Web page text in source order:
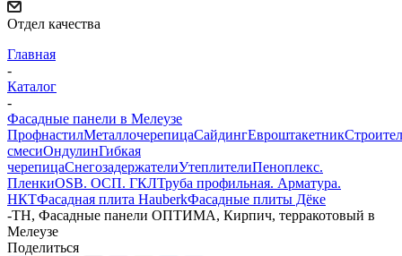
Отдел качества
Главная
-
Каталог
-
Фасадные панели в Мелеузе
ПрофнастилМеталлочерепицаСайдингЕвроштакетник
смесиОндулинГибкая
черепицаСнегозадержателиУтеплителиПеноплекс.
ПленкиOSB. ОСП. ГКЛТруба профильная. Арматура.
НКТФасадная плита HauberkФасадные плиты Дёке
-ТН, Фасадные панели ОПТИМА, Кирпич, терракотовый в
Мелеузе
Поделиться